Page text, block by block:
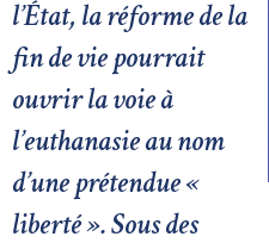
l’État, la réforme de la
fin de vie pourrait
ouvrir la voie à
l’euthanasie au nom
d’une prétendue «
liberté ». Sous des